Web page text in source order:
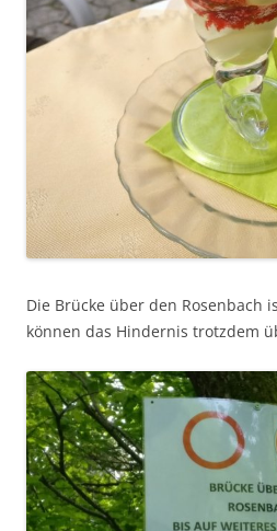
Die Brücke über den Rosenbach
können das Hindernis trotzdem